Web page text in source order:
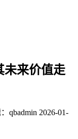
未来价值走
qbadmin 2026-01-